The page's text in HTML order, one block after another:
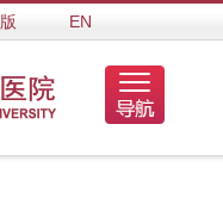
EN